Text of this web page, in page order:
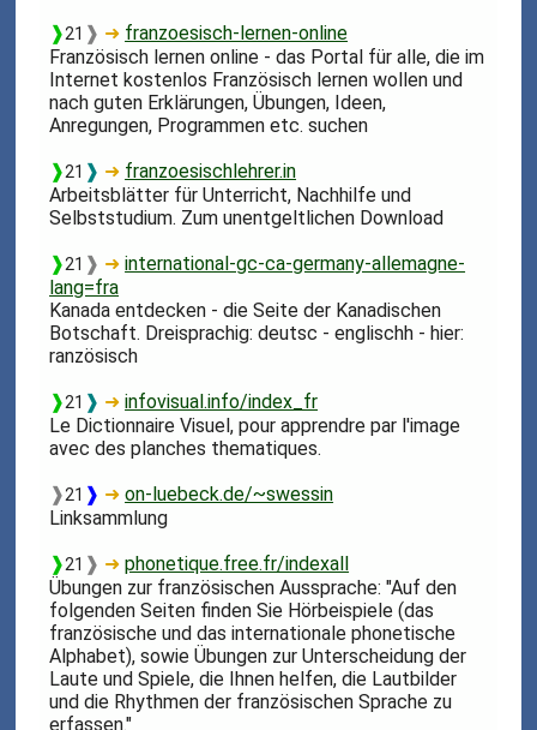
❱21 ❱ ➜ franzoesisch-lernen-online
Französisch lernen online - das Portal für alle, die im
Internet kostenlos Französisch lernen wollen und
nach guten Erklärungen, Übungen, Ideen,
Anregungen, Programmen etc. suchen
❱21 ❱ ➜ franzoesischlehrer.in
Arbeitsblätter für Unterricht, Nachhilfe und
Selbststudium. Zum unentgeltlichen Download
❱21 ❱ ➜international-gc-ca-germany-allemagne-
lang=fra
Kanada entdecken - die Seite der Kanadischen
Botschaft. Dreisprachig: deutsc - englischh - hier:
ranzösisch
❱21 ❱ ➜infovisual.info/index_fr
Le Dictionnaire Visuel, pour apprendre par l'image
avec des planches thematiques.
❱21 ❱ ➜on-luebeck.de/~swessin
Linksammlung
❱21 ❱ ➜phonetique.free.fr/indexall
Übungen zur französischen Aussprache: "Auf den
folgenden Seiten finden Sie Hörbeispiele (das
französische und das internationale phonetische
Alphabet), sowie Übungen zur Unterscheidung der
Laute und Spiele, die Ihnen helfen, die Lautbilder
und die Rhythmen der französischen Sprache zu
erfassen."